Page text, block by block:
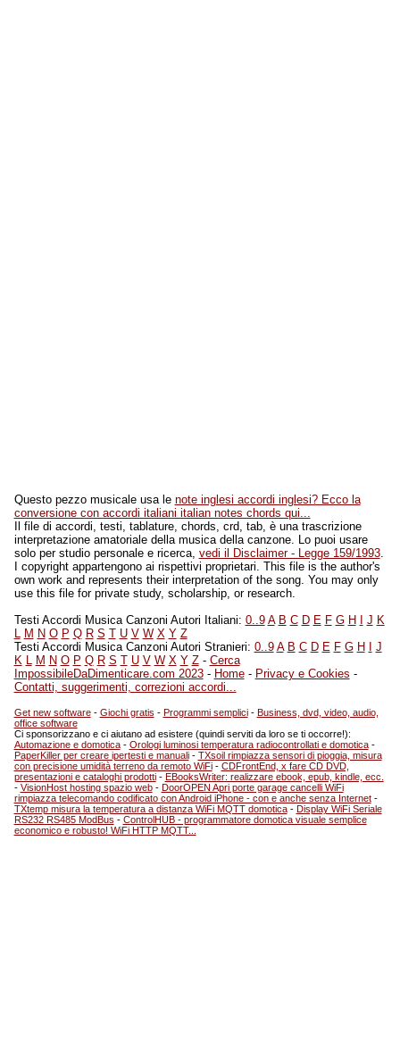
Questo pezzo musicale usa le note inglesi accordi inglesi? Ecco la
conversione con accordi italiani italian notes chords qui...
Il file di accordi, testi, tablature, chords, crd, tab, è una trascrizione
interpretazione amatoriale della musica della canzone. Lo puoi usare
solo per studio personale e ricerca, vedi il Disclaimer - Legge 159/1993.
I copyright appartengono ai rispettivi proprietari. This file is the author's
own work and represents their interpretation of the song. You may only
use this file for private study, scholarship, or research.
Testi Accordi Musica Canzoni Autori Italiani: 0..9 A B C D E F G H J K
L M N O P Q R S T U V W X Y Z
Testi Accordi Musica Canzoni Autori Stranieri: 0..9 A B C D E F G H
J
K L M N O P Q R S T U V W X Y Z- Cerca
ImpossibileDaDimenticare.com 2023- Home- Privacy e Cookies -
Contatti, suggerimenti, correzioni accordi...
Get new software- Giochi gratis - Programmi semplici- Business, dvd, video, audio,
office software
Ci sponsorizzano e ci aiutano ad esistere (quindi serviti da loro se ti occorre!):
Automazione e domotica- Orologi luminosi temperatura radiocontrollati e domotica-
PaperKiller per creare ipertesti e manuali- TXsoil rimpiazza sensori di pioggia, misura
con precisione umidità terreno da remoto WiFi- CDFrontEnd, x fare CD DVD,
presentazioni e cataloghi prodotti- EBooksWriter: realizzare ebook, epub, kindle, ecc.
- VisionHost hosting spazio web- DoorOPEN Apri porte garage cancelli WiFi
rimpiazza telecomando codificato con Android iPhone - con e anche senza Internet-
TXtemp misura la temperatura a distanza WiFi MQTT domotica- Display WiFi Seriale
RS232 RS485 ModBus - ControlHUB - programmatore domotica visuale semplice
economico e robusto! WiFi HTTP MQTT...